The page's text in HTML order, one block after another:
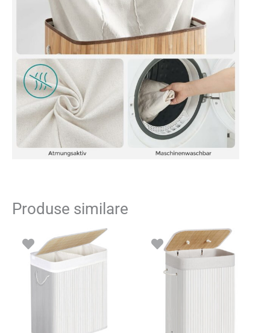
Produse similare